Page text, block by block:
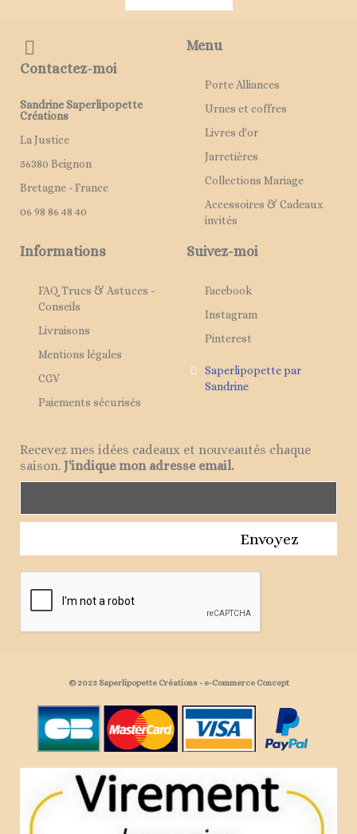
Contactez-moi
Sandrine Saperlipopette
Créations
La Justice
56380 Beignon
Bretagne - France
06 98 86 48 40
Menu
Porte Alliances
Urnes et coffres
Livres d'or
Jarretières
Collections Mariage
Accessoires & Cadeaux
invités
Informations
FAQ Trucs & Astuces -
Conseils
Livraisons
Mentions légales
CGV
Paiements sécurisés
Suivez-moi
Facebook
Instagram
Pinterest
Saperlipopette par
Sandrine
Recevez mes idées cadeaux et nouveautés chaque
saison. J'indique mon adresse email.
Envoyez
© 2023 Saperlipopette Créations - e-Commerce Concept